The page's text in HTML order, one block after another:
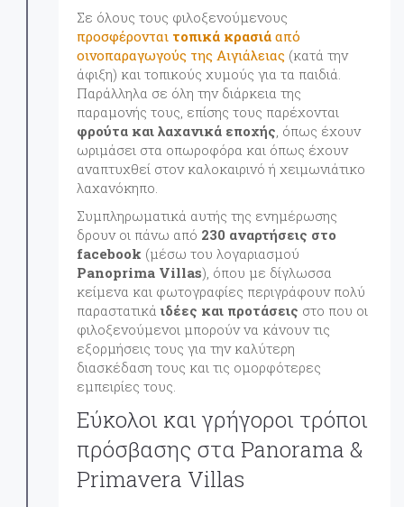
Σε όλους τους φιλοξενούμενους
προσφέρονται τοπικά κρασιά από
οινοπαραγωγούς της Αιγιάλειας (κατά την
άφιξη) και τοπικούς χυμούς για τα παιδιά.
Παράλληλα σε όλη την διάρκεια της
παραμονής τους, επίσης τους παρέχονται
φρούτα και λαχανικά εποχής, όπως έχουν
ωριμάσει στα οπωροφόρα και όπως έχουν
αναπτυχθεί στον καλοκαιρινό ή χειμωνιάτικο
λαχανόκηπο.
Συμπληρωματικά αυτής της ενημέρωσης
δρουν οι πάνω από 230 αναρτήσεις στο
facebook (μέσω του λογαριασμού
Panoprima Villas), όπου με δίγλωσσα
κείμενα και φωτογραφίες περιγράφουν πολύ
παραστατικά ιδέες και προτάσεις στο που οι
φιλοξενούμενοι μπορούν να κάνουν τις
εξορμήσεις τους για την καλύτερη
διασκέδαση τους και τις ομορφότερες
εμπειρίες τους.
Εύκολοι και γρήγοροι τρόποι
πρόσβασης στα Panorama &
Primavera Villas